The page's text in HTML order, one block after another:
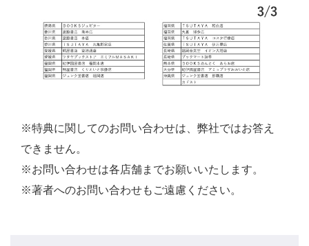
※特典に関してのお問い合わせは、弊社ではお答え
できません。
※お問い合わせは各店舗までお願いいたします。
※著者へのお問い合わせもご遠慮ください。